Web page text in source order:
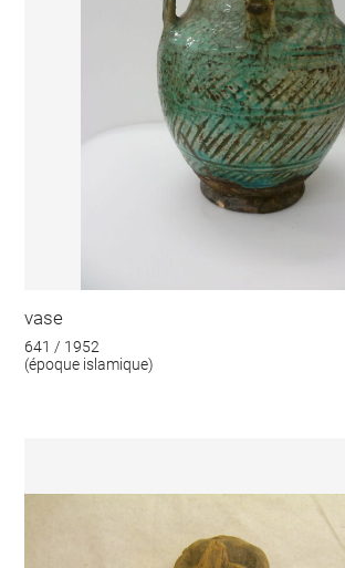
vase
641 / 1952
(époque islamique)